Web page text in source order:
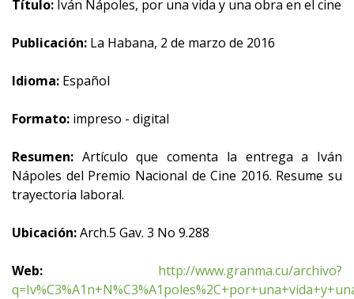
Título: Iván Nápoles, por una vida y una obra en el cine
Publicación: La Habana, 2 de marzo de 2016
Idioma: Español
Formato: impreso - digital
Resumen: Artículo que comenta la entrega a Iván
Nápoles del Premio Nacional de Cine 2016. Resume su
trayectoria laboral.
Ubicación:Arch.5 Gav. 3 No 9.288
Web:
http://www.granma.cu/archivo?